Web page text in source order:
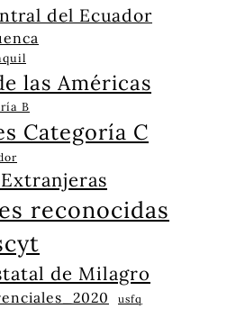
del Ecuador
las Américas
B
Categoría C
reconocidas
de Milagro
usfq